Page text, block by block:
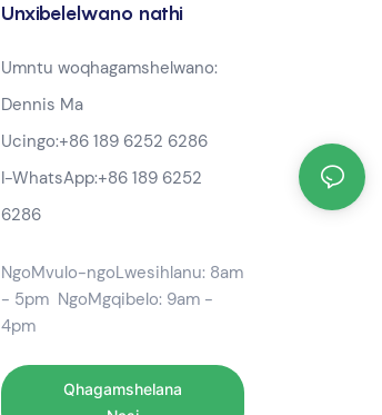
Unxibelelwano nathi
Umntu woqhagamshelwano:
Dennis Ma
Ucingo:+86 189 6252 6286
I-WhatsApp:+86 189 6252
6286
NgoMvulo-ngoLwesihlanu: 8am
- 5pm NgoMgqibelo: 9am -
4pm
Qhagamshelana